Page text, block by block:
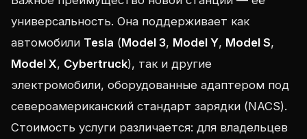
универсальность. Она поддерживает как
автомобили Tesla (Model 3, Model Y, Model S,
Model X, Cybertruck), так и другие
электромобили, оборудованные адаптером под
североамериканский стандарт зарядки (NACS).
Стоимость услуги различается: для владельцев